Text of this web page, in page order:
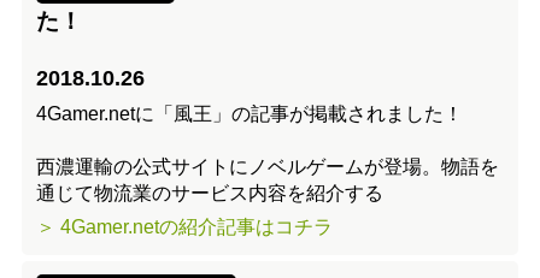
た！
2018.10.26
4Gamer.netに「風王」の記事が掲載されました！
西濃運輸の公式サイトにノベルゲームが登場。物語を
通じて物流業のサービス内容を紹介する
＞ 4Gamer.netの紹介記事はコチラ